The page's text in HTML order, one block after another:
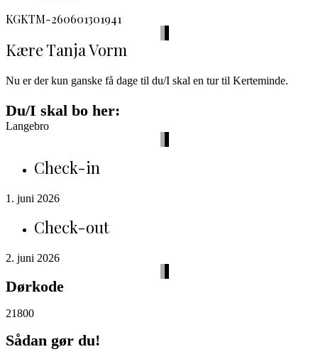
facebook
envelope-
phone-
KGKTM-260601301941
Kære Tanja Vorm
Nu er der kun ganske få dage til du/I skal en tur til Kerteminde.
Du/I skal bo her:
Langebro
Check-in
1. juni 2026
Check-out
2. juni 2026
Dørkode
21800
Sådan gør du!